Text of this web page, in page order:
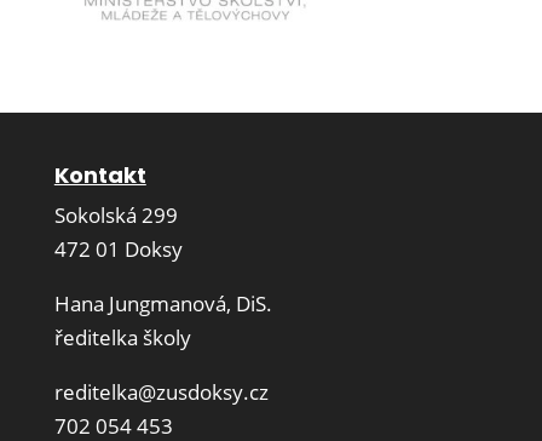
Kontakt
Sokolská 299
472 01 Doksy
Hana Jungmanová, DiS.
ředitelka školy
reditelka@zusdoksy.cz
702 054 453